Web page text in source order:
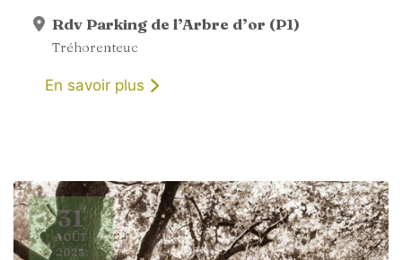
Rdv Parking de l’Arbre d’or (P1)
Tréhorenteuc
En savoir plus
31
AOÛT
2025